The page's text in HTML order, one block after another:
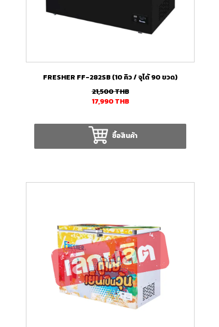
FRESHER FF-282SB (10 คิว / จุได้ 90 ขวด)
21,500THB
17,990THB
ซื้อสินค้า